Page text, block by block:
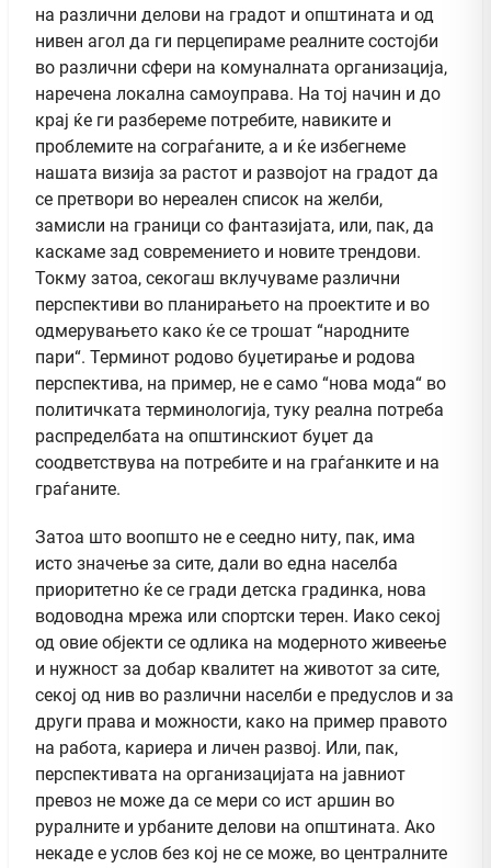
на различни делови на градот и општината и од
нивен агол да ги перцепираме реалните состојби
во различни сфери на комуналната организација,
наречена локална самоуправа. На тој начин и до
крај ќе ги разбереме потребите, навиките и
проблемите на сограѓаните, а и ќе избегнеме
нашата визија за растот и развојот на градот да
се претвори во нереален список на желби,
замисли на граници со фантазијата, или, пак, да
каскаме зад современието и новите трендови.
Токму затоа, секогаш вклучуваме различни
перспективи во планирањето на проектите и во
одмерувањето како ќе се трошат “народните
пари“. Терминот родово буџетирање и родова
перспектива, на пример, не е само “нова мода“ во
политичката терминологија, туку реална потреба
распределбата на општинскиот буџет да
соодветствува на потребите и на граѓанките и на
граѓаните.
Затоа што воопшто не е сеедно ниту, пак, има
исто значење за сите, дали во една населба
приоритетно ќе се гради детска градинка, нова
водоводна мрежа или спортски терен. Иако секој
од овие објекти се одлика на модерното живеење
и нужност за добар квалитет на животот за сите,
секој од нив во различни населби е предуслов и за
други права и можности, како на пример правото
на работа, кариера и личен развој. Или, пак,
перспективата на организацијата на јавниот
превоз не може да се мери со ист аршин во
руралните и урбаните делови на општината. Ако
некаде е услов без кој не се може, во централните